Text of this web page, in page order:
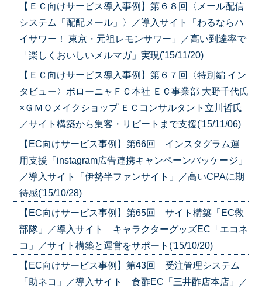
【ＥＣ向けサービス導入事例】第６８回〈メール配信
システム「配配メール」〉／導入サイト「わるならハ
イサワー！ 東京・元祖レモンサワー」／高い到達率で
「楽しくおいしいメルマガ」実現('15/11/20)
【ＥＣ向けサービス導入事例】第６７回〈特別編 イン
タビュー〉ボローニャＦＣ本社 ＥＣ事業部 大野千代氏
×ＧＭＯメイクショップ ＥＣコンサルタント立川哲氏
／サイト構築から集客・リピートまで支援('15/11/06)
【EC向けサービス事例】第66回 インスタグラム運
用支援「instagram広告連携キャンペーンパッケージ」
／導入サイト「伊勢半ファンサイト」／高いCPAに期
待感('15/10/28)
【EC向けサービス事例】第65回 サイト構築「EC救
部隊」／導入サイト キャラクターグッズEC「エコネ
コ」／サイト構築と運営をサポート('15/10/20)
【EC向けサービス事例】第43回 受注管理システム
「助ネコ」／導入サイト 食酢EC「三井酢店本店」／